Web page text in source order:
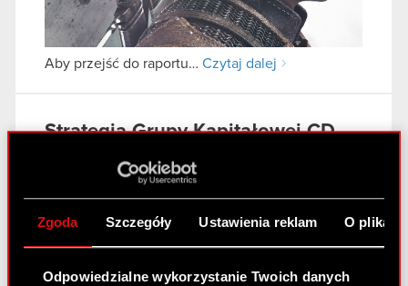
Zgoda Szczegóły Ustawienia reklam O
Odpowiedzialne wykorzystanie Twoich danych
Aby przejść do raportu… Czytaj dalej
Strategia Grupy Kapitałowej CD